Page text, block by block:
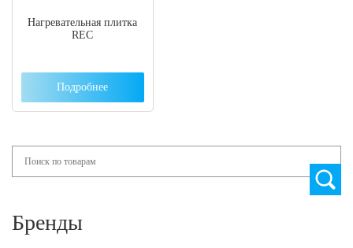
Нагревательная плитка
REC
Подробнее
Бренды